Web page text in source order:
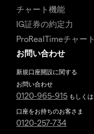
チャート機能
IG証券の約定力
ProRealTimeチャート
お問い合わせ
新規口座開設に関する
お問い合わせ
0120-965-915 もしくは
口座をお持ちのお客さま
0120-257-734